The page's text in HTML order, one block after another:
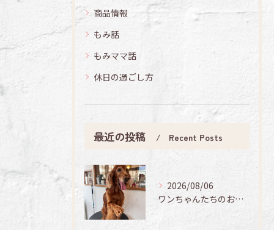
商品情報
もみ話
もみママ話
休日の過ごし方
最近の投稿 Recent Posts
2026/08/06
ワンちゃんたちのお手入れ日記🐶✨